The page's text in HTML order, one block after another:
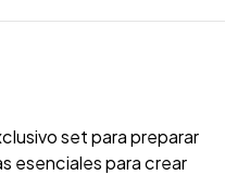
set para preparar
esenciales para crear